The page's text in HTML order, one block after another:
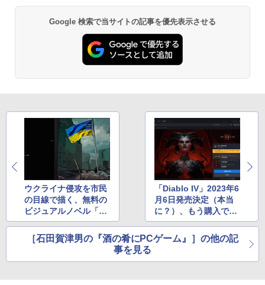
ClaudeCode いちばんやさしい 教科書:
非エンジニア 初心者 素人 でも安心 使い
方 マニュアル AI副業にもコンテンツ作成
にもKindle出版にも！ 非エンジニアのた
めのAIコーディング入門シリーズ
￥99
ードウェア・市販ソフトウェアのパーフ
ェクトリストと最新エミュレータ紹介
￥1,600
1冊ですべて身につくHTML & CSSとWe
bデザイン入門講座［第2版］
￥2,326
Kindle Paperwhite シグニチャーエディ
ション (32GB) 7インチディスプレイ、明
るさ自動調整、色調調節ライト、12週間
持続バッテリー、広告なし、メタリック
ジェード
Amazon Kindle Colorsoft | 16GBストレ
ージ、防水、7インチカラーディスプレ
イ、色調調節ライト、最大8週間持続バッ
テリー、広告無し、ブラック (2025年発
売)
￥39,980
New Amazon Kindle Scribe Colorsoft |
11インチカラーディスプレイ、64GBスト
レージ、ノート機能搭載、明るさ自動調
整、色調調節ライト、プレミアムペン付
Google 検索で当サイトの記事を優先表示させる
ウクライナ侵攻を市民
の目線で描く、無料の
ビジュアルノベル「Uk
raine War Stories」
「Diablo IV」2023年6
月6日発売決定（本当
に？）、もう購入でき
る3つのエディション
はどれを買うべき？
［石田賀津男の『酒の肴にPCゲーム』］の他の記
事を見る